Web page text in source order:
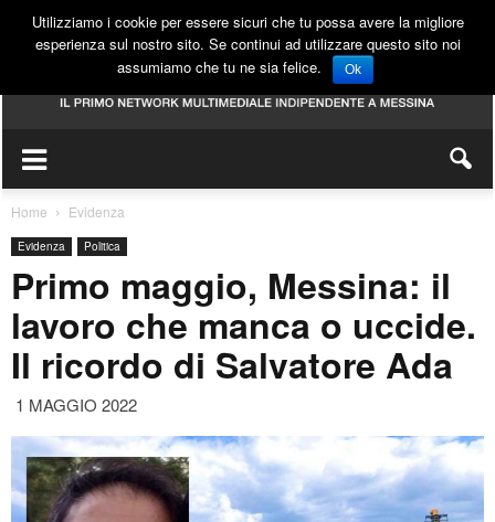
Home Evidenza
Evidenza Politica
Primo maggio, Messina: il
lavoro che manca o uccide.
Il ricordo di Salvatore Ada
1 MAGGIO 2022
Utilizziamo i cookie per essere sicuri che tu possa avere la migliore
esperienza sul nostro sito. Se continui ad utilizzare questo sito noi
assumiamo che tu ne sia felice.
Ok